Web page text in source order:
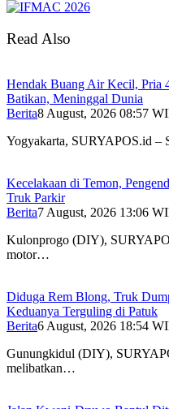
Read Also
Hendak Buang Air Kecil, Pria
Batikan, Meninggal Dunia
Berita8 August, 2026 08:57
Yogyakarta, SURYAPOS.id –
Kecelakaan di Temon,
Truk Parkir
Berita7 August, 2026 13:06
Kulonprogo (DIY),
motor…
Diduga Rem Blong, Truk
Keduanya Terguling di Patuk
Berita6 August, 2026 18:54
Gunungkidul (DIY),
melibatkan…